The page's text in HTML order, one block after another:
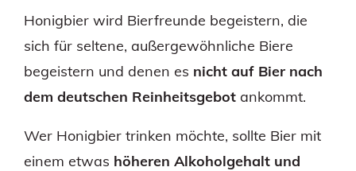
Honigbier wird Bierfreunde begeistern, die
sich für seltene, außergewöhnliche Biere
begeistern und denen es nicht auf Bier nach
dem deutschen Reinheitsgebot ankommt.
Wer Honigbier trinken möchte, sollte Bier mit
einem etwas höheren Alkoholgehalt und